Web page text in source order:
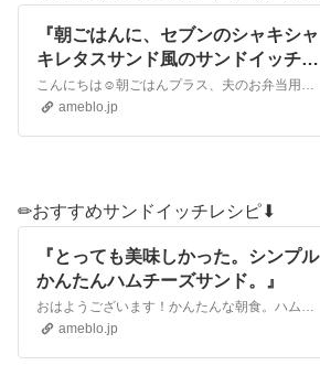
『朝ごはんに、セブンのシャキシャ
キレタスサンド風のサンドイッチを
作ってみた。』
こんにちは☺︎朝ごはんプラス、夫のお弁当用にも作ったサンドイッチ。セブンのシャキシャキレタスサンドが昔から大好きで、小腹が空くと、カフェラテとセットで食べたり…
ameblo.jp
✏︎おすすめサンドイッチレシピ⬇︎
『とっても美味しかった。シンプル
かんたんハムチーズサンド。』
おはようございます！かんたんな朝食。ハムチーズサンドを娘とシェア。シンプルながらも、とっても美味しかった。娘も、ひと口食べて、びょーんと伸びたチーズに感激して…
ameblo.jp